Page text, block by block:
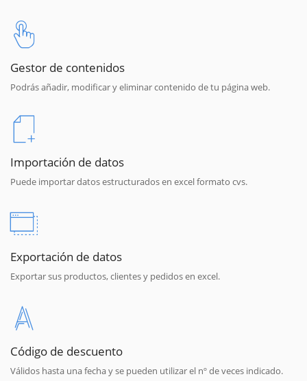
Gestor de contenidos
Podrás añadir, modificar y eliminar contenido de tu página web.
Importación de datos
Puede importar datos estructurados en excel formato cvs.
Exportación de datos
Exportar sus productos, clientes y pedidos en excel.
Código de descuento
Válidos hasta una fecha y se pueden utilizar el nº de veces indicado.